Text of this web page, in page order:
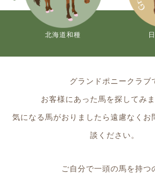
北海道和種
グランドポニークラブ
お客様にあった馬を探してみ
気になる馬がおりましたら遠慮なくお
談ください。
ご自分で一頭の馬を持つ